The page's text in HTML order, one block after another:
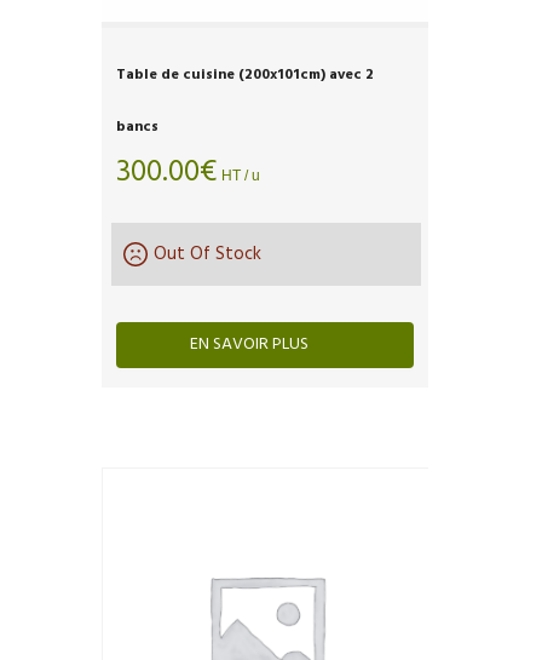
Table de cuisine (200x101cm) avec 2
bancs
300.00€ HT / u
Out Of Stock
EN SAVOIR PLUS